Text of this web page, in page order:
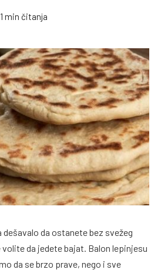
1 min čitanja
dešavalo da ostanete bez svežeg
da jedete bajat. Balon lepinjesu
da se brzo prave, nego i sve